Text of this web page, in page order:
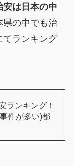
安は日本の中
県の中でも治
てランキング
ランキング！
件が多い)都